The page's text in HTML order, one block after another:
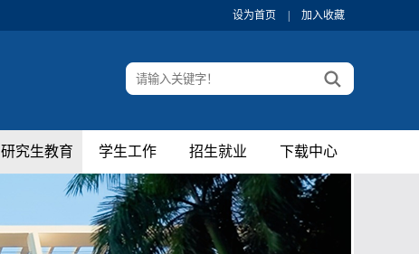
设为首页 加入收藏
研究生教育 学生工作 招生就业 下载中心